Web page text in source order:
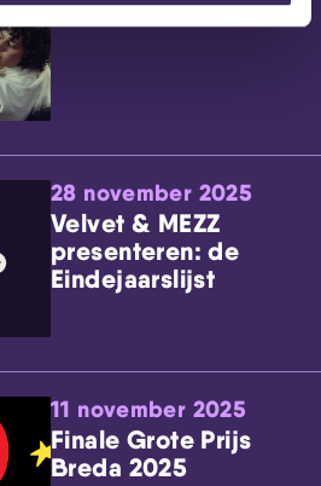
28 november 2025
Velvet & MEZZ
presenteren: de
Eindejaarslijst
11 november 2025
Finale Grote Prijs
Breda 2025